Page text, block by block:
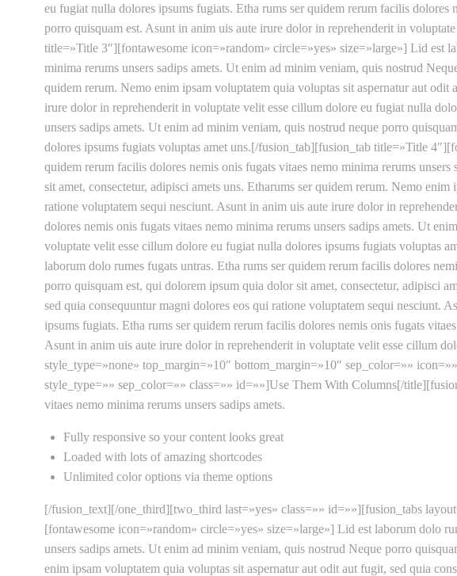
eu fugiat nulla dolores ipsums fugiats. Etha rums ser quidem rerum facilis
porro quisquam est. Asunt in anim uis aute irure dolor in reprehenderit in
title=»Title 3″][fontawesome icon=»random» circle=»yes» size=»large»] Lid est
minima rerums unsers sadips amets. Ut enim ad minim veniam, quis nostrud
quidem rerum. Nemo enim ipsam voluptatem quia voluptas sit aspernatur aut
irure dolor in reprehenderit in voluptate velit esse cillum dolore eu fugiat nulla
unsers sadips amets. Ut enim ad minim veniam, quis nostrud neque porro
dolores ipsums fugiats voluptas amet uns.[/fusion_tab][fusion_tab title=»Title
quidem rerum facilis dolores nemis onis fugats vitaes nemo minima rerums
sit amet, consectetur, adipisci amets uns. Etharums ser quidem rerum. Nemo
ratione voluptatem sequi nesciunt. Asunt in anim uis aute irure dolor in
dolores nemis onis fugats vitaes nemo minima rerums unsers sadips amets. Ut
voluptate velit esse cillum dolore eu fugiat nulla dolores ipsums fugiats voluptas
laborum dolo rumes fugats untras. Etha rums ser quidem rerum facilis dolores
porro quisquam est, qui dolorem ipsum quia dolor sit amet, consectetur, adipisci
sed quia consequuntur magni dolores eos qui ratione voluptatem sequi
ipsums fugiats. Etha rums ser quidem rerum facilis dolores nemis onis fugats
Asunt in anim uis aute irure dolor in reprehenderit in voluptate velit esse cillum
style_type=»none» top_margin=»10″ bottom_margin=»10″ sep_color=»»
style_type=»» sep_color=»» class=»» id=»»]Use Them With Columns[/
vitaes nemo minima rerums unsers sadips amets.
Fully responsive so your content looks great
Loaded with lots of amazing shortcodes
Unlimited color options via theme options
[/fusion_text][/one_third][two_third last=»yes» class=»» id=»»][fusion_tabs
[fontawesome icon=»random» circle=»yes» size=»large»] Lid est laborum dolo
unsers sadips amets. Ut enim ad minim veniam, quis nostrud Neque porro
enim ipsam voluptatem quia voluptas sit aspernatur aut odit aut fugit, sed quia